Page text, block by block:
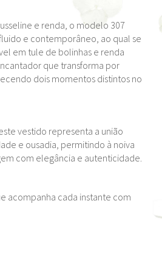
e renda, o modelo 307
e contemporâneo, ao qual se
em tule de bolinhas e renda
que transforma por
dois momentos distintos no
vestido representa a união
e ousadia, permitindo à noiva
com elegância e autenticidade.
acompanha cada instante com